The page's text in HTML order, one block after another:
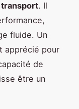
. Il
fluide. Un
apprécié pour
de
être un